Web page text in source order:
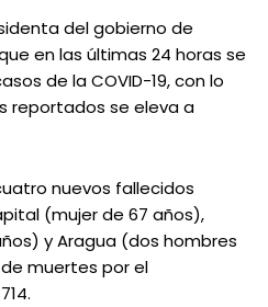
del gobierno de
en las últimas 24 horas se
de la COVID-19, con lo
reportados se eleva a
nuevos fallecidos
(mujer de 67 años),
y Aragua (dos hombres
muertes por el